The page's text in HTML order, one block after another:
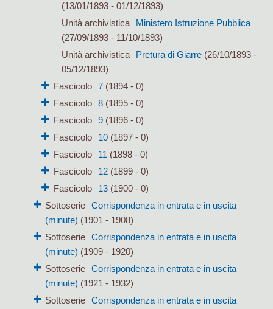
(13/01/1893 - 01/12/1893)
Unità archivistica
Ministero Istruzione Pubblica
(27/09/1893 - 11/10/1893)
Unità archivistica
Pretura di Giarre(26/10/1893 -
05/12/1893)
Fascicolo
7(1894 - 0)
Fascicolo
8(1895 - 0)
Fascicolo
9(1896 - 0)
Fascicolo
10(1897 - 0)
Fascicolo
11 (1898 - 0)
Fascicolo
12(1899 - 0)
Fascicolo
13(1900 - 0)
Sottoserie
Corrispondenza in entrata e in uscita
(minute) (1901 - 1908)
Sottoserie
Corrispondenza in entrata e in uscita
(minute) (1909 - 1920)
Sottoserie
Corrispondenza in entrata e in uscita
(minute) (1921 - 1932)
Sottoserie
Corrispondenza in entrata e in uscita